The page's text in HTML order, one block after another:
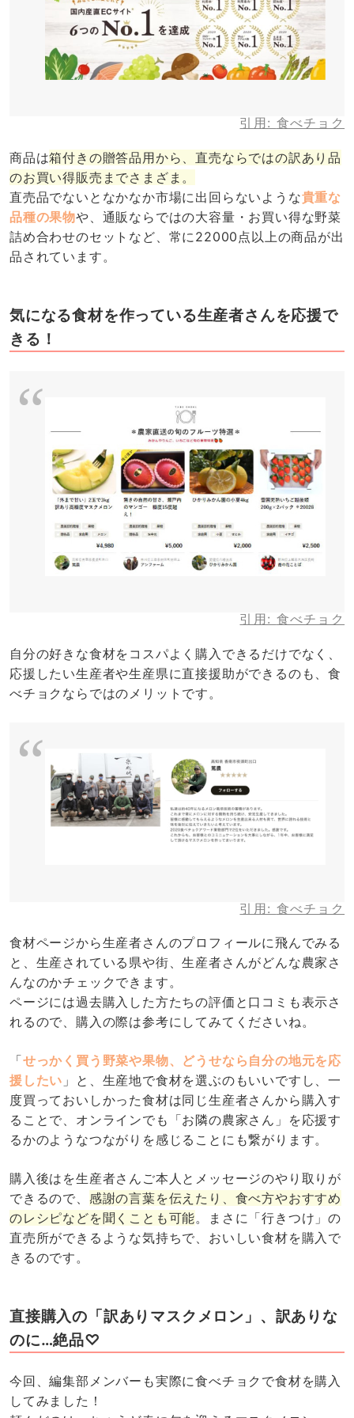
引用: 食べチョク
商品は箱付きの贈答品用から、直売ならではの訳あり品
のお買い得販売までさまざま。
直売品でないとなかなか市場に出回らないような貴重な
品種の果物や、通販ならではの大容量・お買い得な野菜
詰め合わせのセットなど、常に22000点以上の商品が出
品されています。
気になる食材を作っている生産者さんを応援で
きる！
引用: 食べチョク
自分の好きな食材をコスパよく購入できるだけでなく、
応援したい生産者や生産県に直接援助ができるのも、食
べチョクならではのメリットです。
引用: 食べチョク
食材ページから生産者さんのプロフィールに飛んでみる
と、生産されている県や街、生産者さんがどんな農家さ
んなのかチェックできます。
ページには過去購入した方たちの評価と口コミも表示さ
れるので、購入の際は参考にしてみてくださいね。
「せっかく買う野菜や果物、どうせなら自分の地元を応
援したい 」と、生産地で食材を選ぶのもいいですし、一
度買っておいしかった食材は同じ生産者さんから購入す
ることで、オンラインでも「お隣の農家さん」を応援す
るかのようなつながりを感じることにも繋がります。
購入後はを生産者さんご本人とメッセージのやり取りが
できるので、 感謝の言葉を伝えたり、食べ方やおすすめ
のレシピなどを聞くことも可能。まさに「行きつけ」の
直売所ができるような気持ちで、おいしい食材を購入で
きるのです。
直接購入の「訳ありマスクメロン」、訳ありな
のに…絶品♡
今回、編集部メンバーも実際に食べチョクで食材を購入
してみました！